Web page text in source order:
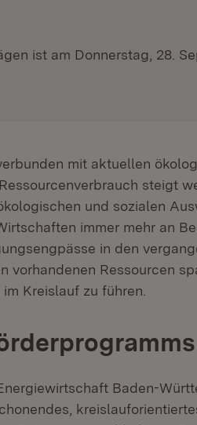
ist am Donnerstag, 28.
mit aktuellen
steigt
und sozialen
immer mehr an
in den
vorhandenen Ressourcen
Kreislauf zu führen.
Baden-